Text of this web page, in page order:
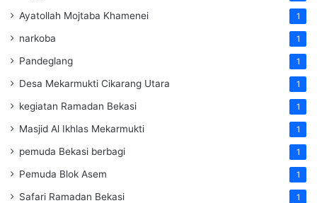
Ayatollah Mojtaba Khamenei 1
narkoba 1
Pandeglang 1
Desa Mekarmukti Cikarang Utara 1
kegiatan Ramadan Bekasi 1
Masjid Al Ikhlas Mekarmukti 1
pemuda Bekasi berbagi 1
Pemuda Blok Asem 1
Safari Ramadan Bekasi 1